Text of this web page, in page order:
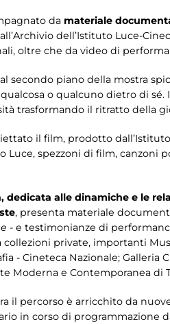
da materiale
dell’Istituto Luce-
oltre che da video di
secondo piano della mostra
o qualcuno dietro di
trasformando il ritratto della
il film, prodotto
Luce, spezzoni di film,
dedicata alle dinamiche e le
, presenta materiale
- e testimonianze di
private, importanti
- Cineteca Nazionale; Galleria
Moderna e Contemporanea di
il percorso è arricchito da
in corso di programmazione